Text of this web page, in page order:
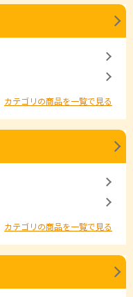
カテゴリの商品を一覧で見る
カテゴリの商品を一覧で見る